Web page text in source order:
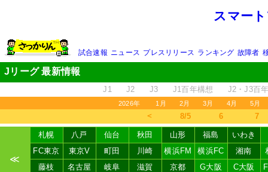
スマー
試合速報 ニュース プレスリリース ランキング 故障者
Jリーグ 最新情報
J1 J2 J3 J1百年構想 J2・J3百
2026年 1月 2月 3月 4月 5月
＜ 8/5 6 7
≪
札幌 八戸 仙台 秋田 山形 福島
いわき
FC東京
東京V 町田 川崎 横浜FM 横浜FC 湘南
藤枝
名古屋 岐阜 滋賀 京都 G大阪 C大阪